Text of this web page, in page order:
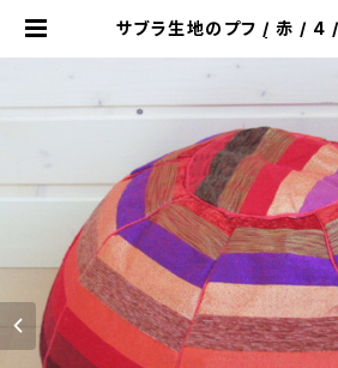
サブラ生地のプフ / 赤 / 4